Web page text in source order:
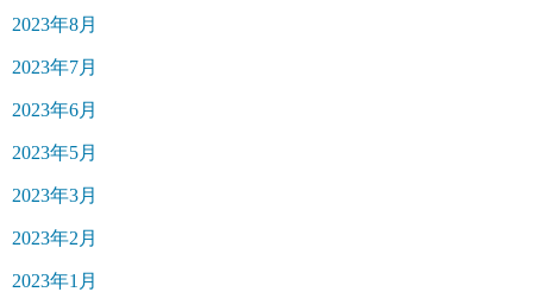
2023年8月
2023年7月
2023年6月
2023年5月
2023年3月
2023年2月
2023年1月